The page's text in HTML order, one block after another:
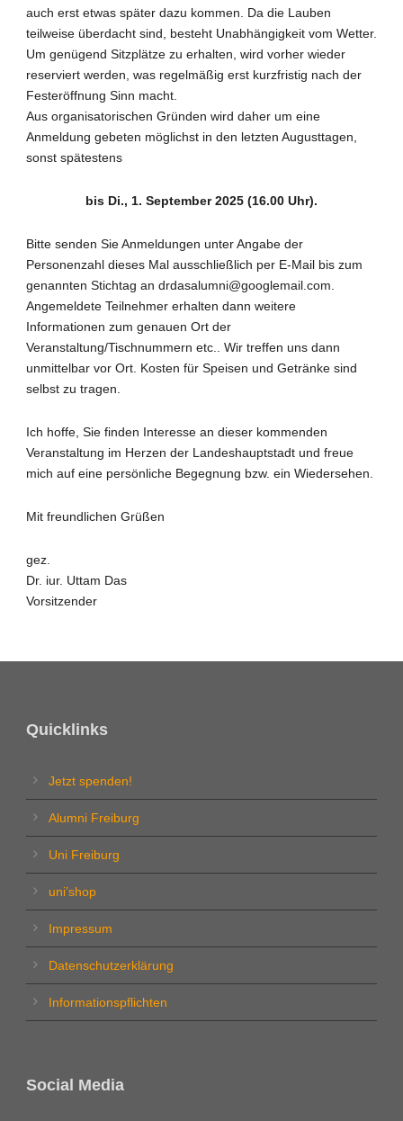
auch erst etwas später dazu kommen. Da die Lauben
teilweise überdacht sind, besteht Unabhängigkeit vom Wetter.
Um genügend Sitzplätze zu erhalten, wird vorher wieder
reserviert werden, was regelmäßig erst kurzfristig nach der
Festeröffnung Sinn macht.
Aus organisatorischen Gründen wird daher um eine
Anmeldung gebeten möglichst in den letzten Augusttagen,
sonst spätestens
bis Di., 1. September 2025 (16.00 Uhr).
Bitte senden Sie Anmeldungen unter Angabe der
Personenzahl dieses Mal ausschließlich per E-Mail bis zum
genannten Stichtag an drdasalumni@googlemail.com.
Angemeldete Teilnehmer erhalten dann weitere
Informationen zum genauen Ort der
Veranstaltung/Tischnummern etc.. Wir treffen uns dann
unmittelbar vor Ort. Kosten für Speisen und Getränke sind
selbst zu tragen.
Ich hoffe, Sie finden Interesse an dieser kommenden
Veranstaltung im Herzen der Landeshauptstadt und freue
mich auf eine persönliche Begegnung bzw. ein Wiedersehen.
Mit freundlichen Grüßen
gez.
Dr. iur. Uttam Das
Vorsitzender
Quicklinks
Jetzt spenden!
Alumni Freiburg
Uni Freiburg
uni’shop
Impressum
Datenschutzerklärung
Informationspflichten
Social Media